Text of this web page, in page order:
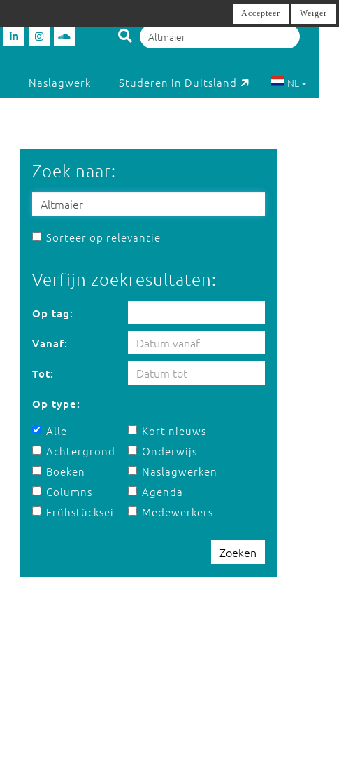
Naslagwerk Studeren in Duitsland NL
Zoek naar:
Sorteer op relevantie
Verfijn zoekresultaten:
Op tag:
Vanaf:
Tot:
Op type:
Alle
Achtergrond
Boeken
Columns
Frühstücksei
Kort nieuws
Onderwijs
Naslagwerken
Agenda
Medewerkers
Zoeken
Accepteer Weiger